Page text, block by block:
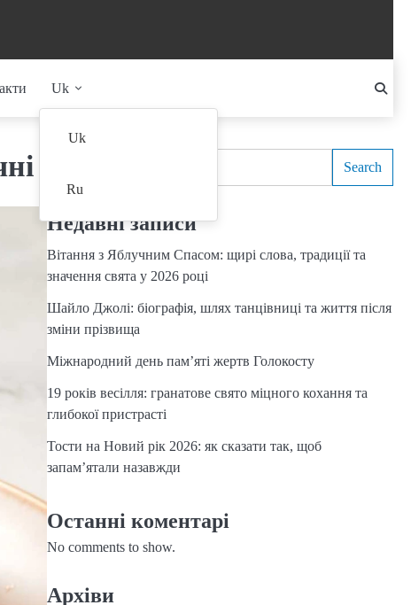
Uk
Uk
Ru
Search
Недавні записи
Вітання з Яблучним Спасом: щирі слова, традиції та
значення свята у 2026 році
Шайло Джолі: біографія, шлях танцівниці та життя після
зміни прізвища
Міжнародний день пам’яті жертв Голокосту
19 років весілля: гранатове свято міцного кохання та
глибокої пристрасті
Тости на Новий рік 2026: як сказати так, щоб
запам’ятали назавжди
Останні коментарі
No comments to show.
Архіви